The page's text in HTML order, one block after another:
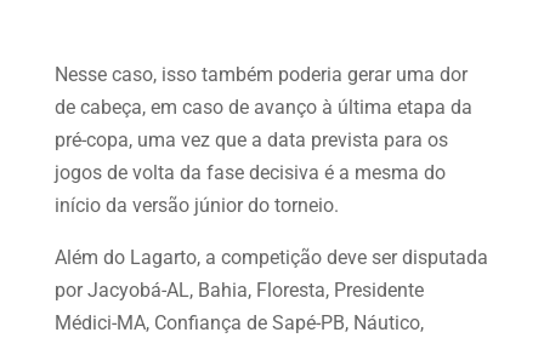
Nesse caso, isso também poderia gerar uma dor
de cabeça, em caso de avanço à última etapa da
pré-copa, uma vez que a data prevista para os
jogos de volta da fase decisiva é a mesma do
início da versão júnior do torneio.
Além do Lagarto, a competição deve ser disputada
por Jacyobá-AL, Bahia, Floresta, Presidente
Médici-MA, Confiança de Sapé-PB, Náutico,